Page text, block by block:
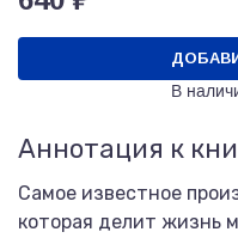
В
Аннотация к
Самое известное
которая делит жизнь